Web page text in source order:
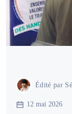
Édité par
12 mai 2026